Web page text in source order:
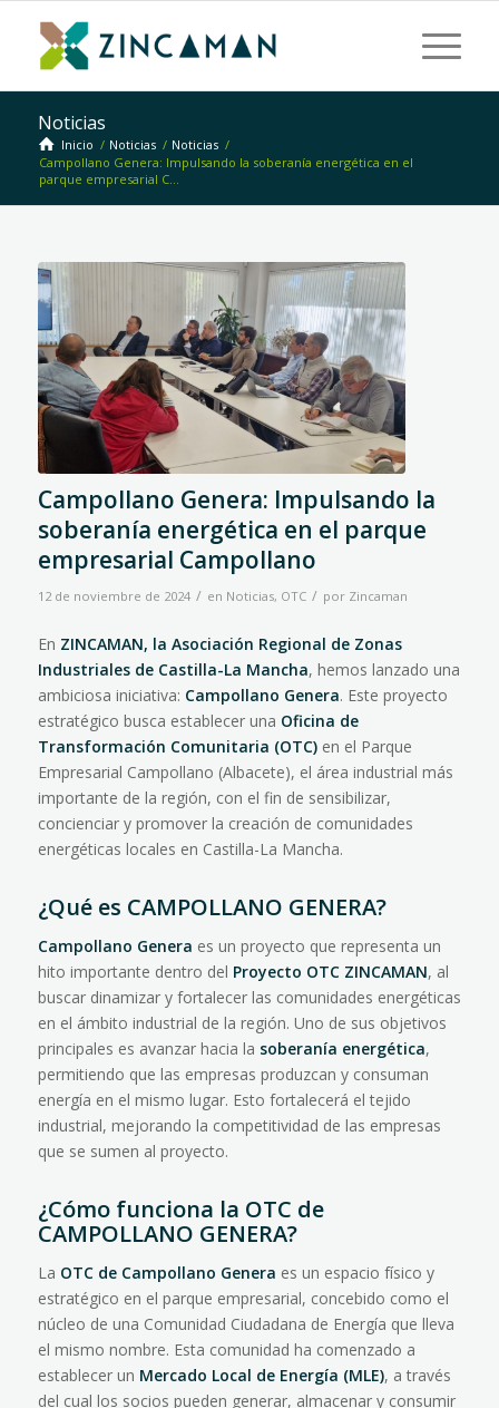
Noticias
Inicio / Noticias / Noticias /
Campollano Genera: Impulsando la soberanía energética en el
parque empresarial C...
Campollano Genera: Impulsando la
soberanía energética en el parque
empresarial Campollano
12 de noviembre de 2024 / en Noticias, OTC / por Zincaman
En ZINCAMAN, la Asociación Regional de Zonas
Industriales de Castilla-La Mancha, hemos lanzado una
ambiciosa iniciativa: Campollano Genera. Este proyecto
estratégico busca establecer una Oficina de
Transformación Comunitaria (OTC)en el Parque
Empresarial Campollano (Albacete), el área industrial más
importante de la región, con el fin de sensibilizar,
concienciar y promover la creación de comunidades
energéticas locales en Castilla-La Mancha.
¿Qué es CAMPOLLANO GENERA?
Campollano Genera es un proyecto que representa un
hito importante dentro del Proyecto OTC ZINCAMAN, al
buscar dinamizar y fortalecer las comunidades energéticas
en el ámbito industrial de la región. Uno de sus objetivos
principales es avanzar hacia la soberanía energética,
permitiendo que las empresas produzcan y consuman
energía en el mismo lugar. Esto fortalecerá el tejido
industrial, mejorando la competitividad de las empresas
que se sumen al proyecto.
¿Cómo funciona la OTC de
CAMPOLLANO GENERA?
La OTC de Campollano Genera es un espacio físico y
estratégico en el parque empresarial, concebido como el
núcleo de una Comunidad Ciudadana de Energía que lleva
el mismo nombre. Esta comunidad ha comenzado a
establecer un Mercado Local de Energía (MLE), a través
del cual los socios pueden generar, almacenar y consumir